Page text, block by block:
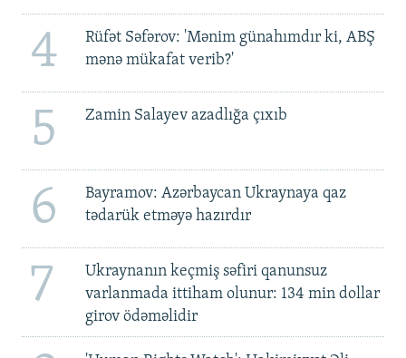
4
Rüfət Səfərov: 'Mənim günahımdır ki, ABŞ
mənə mükafat verib?'
5 Zamin Salayev azadlığa çıxıb
6
Bayramov: Azərbaycan Ukraynaya qaz
tədarük etməyə hazırdır
7
Ukraynanın keçmiş səfiri qanunsuz
varlanmada ittiham olunur: 134 min dollar
girov ödəməlidir